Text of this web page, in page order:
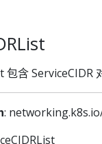
含 ServiceCIDR
: